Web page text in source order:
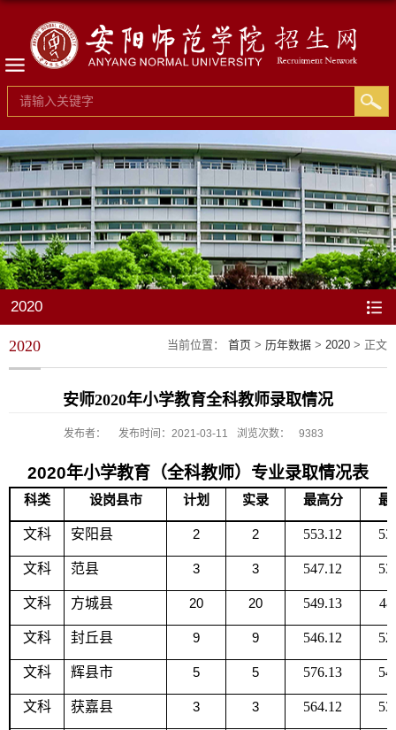
2020
当前位置： 首页 > 历年数据 > 2020 > 正文
2020
安师2020年小学教育全科教师录取情况
发布者： 发布时间：2021-03-11 浏览次数： 9383
2020年小学教育（全科教师）专业录取情况表
科类 设岗县市 计划 实录 最高分 最
文科 安阳县 2 2 553.12
文科 范县 3 3 547.12
文科 方城县 20 20 549.13
文科 封丘县 9 9 546.12
文科 辉县市 5 5 576.13
文科 获嘉县 3 3 564.12